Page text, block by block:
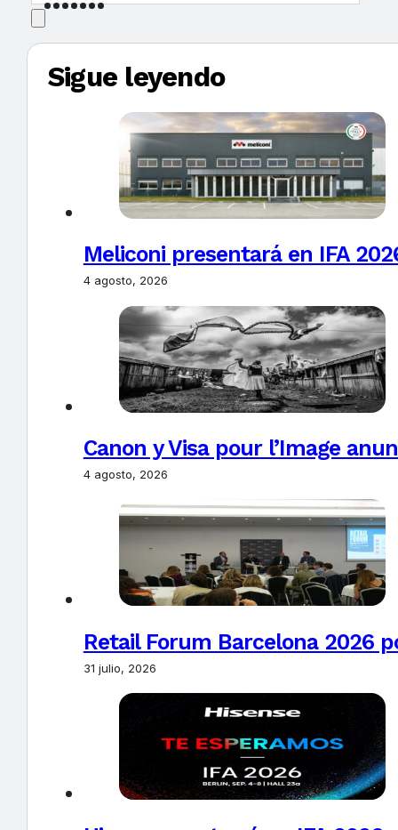
Sigue leyendo
Meliconi presentará en IFA
4 agosto, 2026
Canon y Visa pour l’Image
4 agosto, 2026
Retail Forum Barcelona 2026
31 julio, 2026